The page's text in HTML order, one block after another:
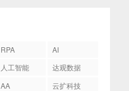
RPA
AI
人工智能
达观数据
AA
云扩科技